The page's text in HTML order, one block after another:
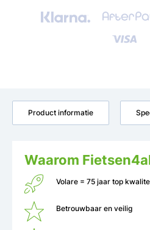
Product informatie
Waarom
Volare = 75 jaar top
Betrouwbaar en veilig